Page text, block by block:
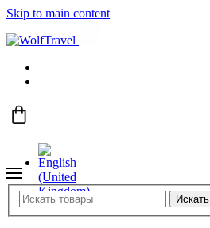
Skip to main content
Искать